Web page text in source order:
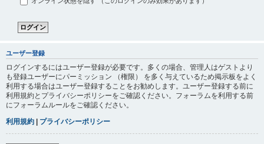
ユーザー登録
ログインするにはユーザー登録が必要です。多くの場合、管理人はゲストより
も登録ユーザーにパーミッション （権限） を多く与えているため掲示板をよく
利用する場合はユーザー登録することをお勧めします。ユーザー登録する前に
利用規約とプライバシーポリシーをご確認ください。フォーラムを利用する前
にフォーラムルールをご確認ください。
利用規約 | プライバシーポリシー